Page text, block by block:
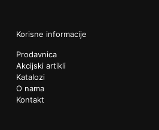
Korisne informacije
Prodavnica
Akcijski artikli
Katalozi
O nama
Kontakt